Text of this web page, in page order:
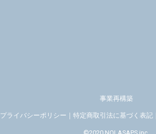
事業再構築
プライバシーポリシー 特定商取引法に基づく表記｜